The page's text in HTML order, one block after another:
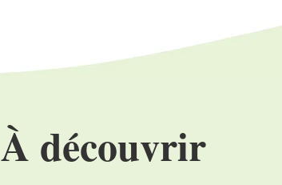
À découvrir